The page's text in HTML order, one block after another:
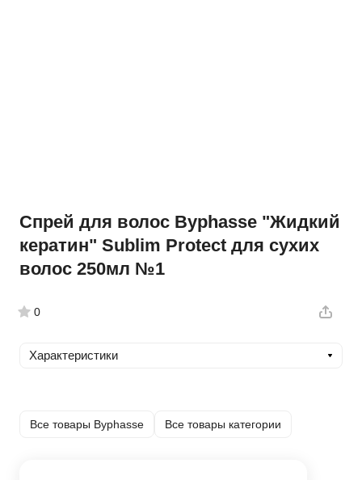
Спрей для волос Byphasse "Жидкий
кератин" Sublim Protect для сухих
волос 250мл №1
0
Характеристики
Все товары Byphasse Все товары категории